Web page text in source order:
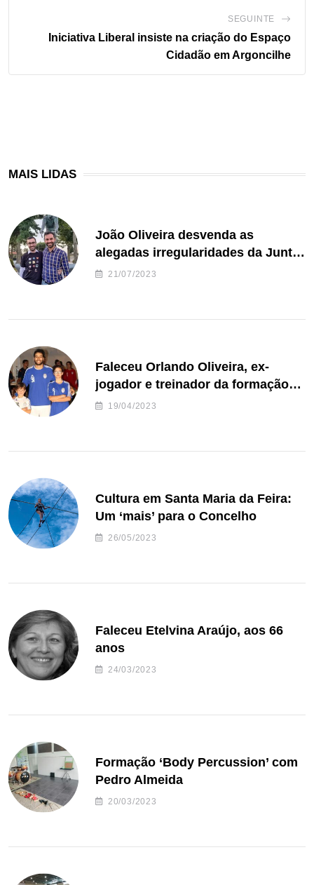
SEGUINTE
Iniciativa Liberal insiste na criação do Espaço
Cidadão em Argoncilhe
MAIS LIDAS
João Oliveira desvenda as
alegadas irregularidades da Junta
de Freguesia S. João de Ver
21/07/2023
Faleceu Orlando Oliveira, ex-
jogador e treinador da formação
de andebol do Feirense
19/04/2023
Cultura em Santa Maria da Feira:
Um ‘mais’ para o Concelho
26/05/2023
Faleceu Etelvina Araújo, aos 66
anos
24/03/2023
Formação ‘Body Percussion’ com
Pedro Almeida
20/03/2023